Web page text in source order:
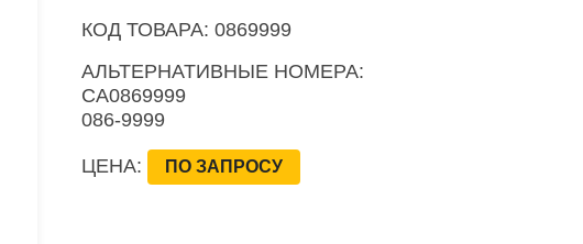
КОД ТОВАРА: 0869999
АЛЬТЕРНАТИВНЫЕ НОМЕРА:
CA0869999
086-9999
ЦЕНА: ПО ЗАПРОСУ